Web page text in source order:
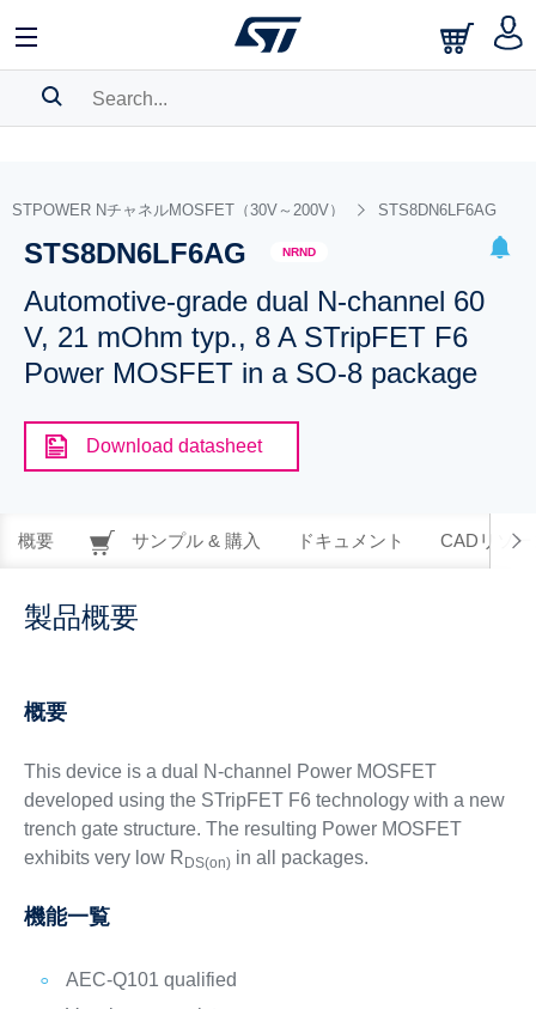
BOOKMARK
Pleaselog into show your saved searches.
STPOWER NチャネルMOSFET（30V～200V） STS8DN6LF6AG
STS8DN6LF6AG NRND
Automotive-grade dual N-channel 60
V, 21 mOhm typ., 8 A STripFET F6
Power MOSFET in a SO-8 package
Download datasheet
概要 サンプル & 購入 ドキュメント CADリソー
製品概要
概要
This device is a dual N-channel Power MOSFET
developed using the STripFET F6 technology with a new
trench gate structure. The resulting Power MOSFET
exhibits very low R DS(on)in all packages.
機能一覧
AEC-Q101 qualified